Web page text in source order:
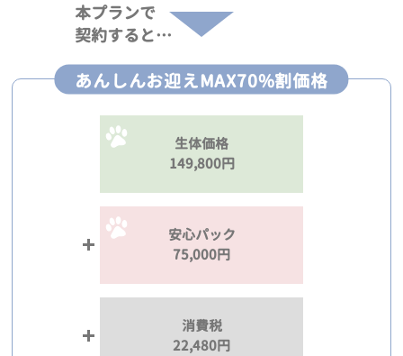
本プランで
契約すると…
あんしんお迎えMAX70%割価格
生体価格
149,800円
安心パック
75,000円
消費税
22,480円